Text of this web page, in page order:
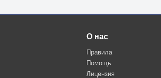
О нас
Правила
Помощь
Лицензия